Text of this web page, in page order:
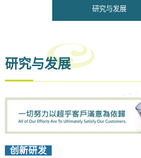
研究与发展
研究与发展
创新研发